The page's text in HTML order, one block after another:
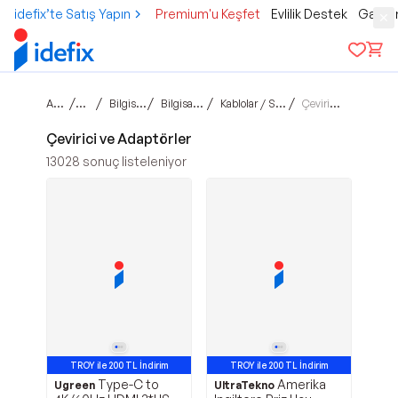
idefix’te Satış Yapın Premium'u Keşfet Evlilik Destek
Ana sayfa /Teknoloji
/ Bilgisayar ve Tablet / Bilgisayar Aksesuarları / Kablolar / Switch ve Çoklayıcılar / Çevirici ve Adaptörler
Çevirici ve Adaptörler
13028 sonuç listeleniyor
TROY ile 200 TL İndirim
Ugreen Type-C to
TROY ile 200 TL İndirim
UltraTekno Amerika